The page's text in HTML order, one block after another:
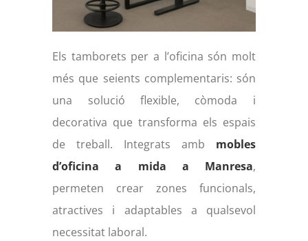
Els tamborets per a l’oficina són molt
més que seients complementaris: són
una solució flexible, còmoda i
decorativa que transforma els espais
de treball. Integrats amb mobles
d’oficina a mida a Manresa,
permeten crear zones funcionals,
atractives i adaptables a qualsevol
necessitat laboral.